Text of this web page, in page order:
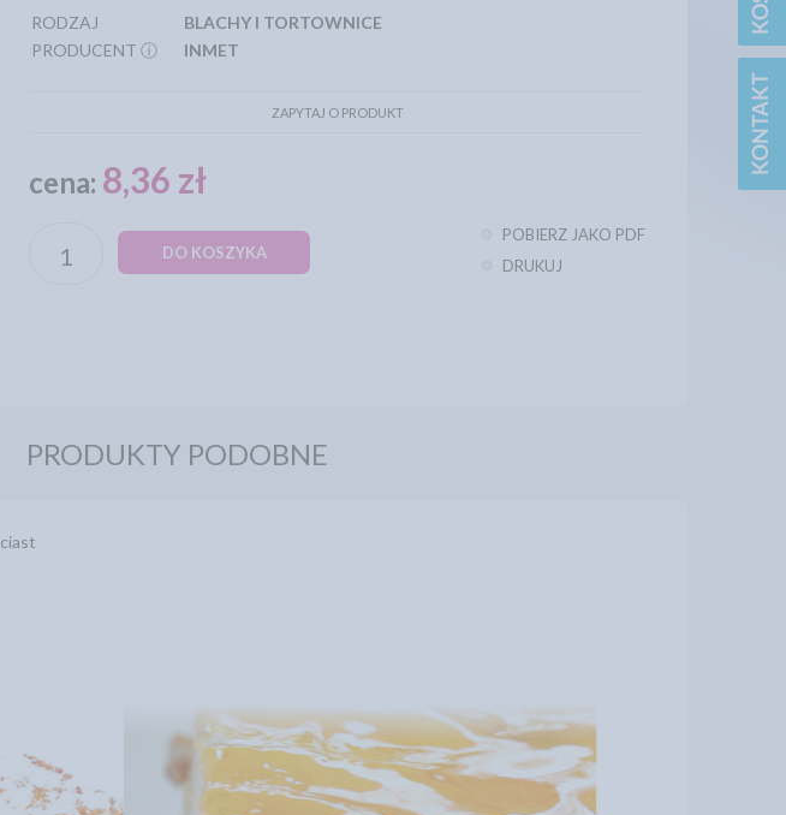
RODZAJ
BLACHY I TORTOWNICE
PRODUCENT ⓘ
INMET
ZAPYTAJ O PRODUKT
cena: 8,36 zł
DO KOSZYKA
POBIERZ JAKO PDF
DRUKUJ
PRODUKTY PODOBNE